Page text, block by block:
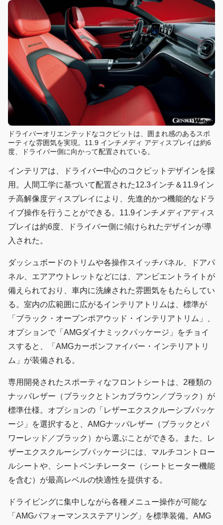
ドライバーオリエンテッドなコクピットは、囲まれ感のあるスポ
ーティな雰囲気を実現。11.9 インチメディ アディスプレイは約6
度、ドライバー側に向かって配置されている。
インテリアは、ドライバー中心のコクピットデザインを採
用。人間工学に基づいて配置された12.3インチ＆11.9イン
チ高解像度ディスプレイにより、先進的かつ機能的なドラ
イブ操作を行うことができる。11.9インチメディアディス
プレイは約6度、ドライバー側に傾けられたデザインが導
入された。
ダッシュボードのトリムや各操作スイッチパネル、ドアパ
ネル、エアアウトレットなどには、アンビエントライトが
備えられており、車内に洗練された雰囲気をもたらしてい
る。室内の広範囲に広がるインテリアトリムは、標準が
「ブラック・オープンポアウッド・インテリアトリム」、
オプションで「AMGダイナミックパッケージ」をチョイ
スすると、「AMGカーボンファイバー・インテリアトリ
ム」が装備される。
専用開発されたスポーティなフロントシートは、2種類の
ナッパレザー（ブラックとトンカブラウン／ブラック）が
標準仕様。オプションの「レザーエクスクルーシブパッケ
ージ」を選択すると、AMGナッパレザー（ブラックとパ
ワーレッド／ブラック）から選ぶことができる。また、レ
ザーエクスクルーシブパッケージには、マルチコントロー
ルシートや、シートベンチレーター（シートヒーター機能
を含む）が最高レベルの快適性を提供する。
ドライビングに集中しながら各種メニュー操作が可能な
「AMGパフォーマンスステアリング」を標準装備。AMG